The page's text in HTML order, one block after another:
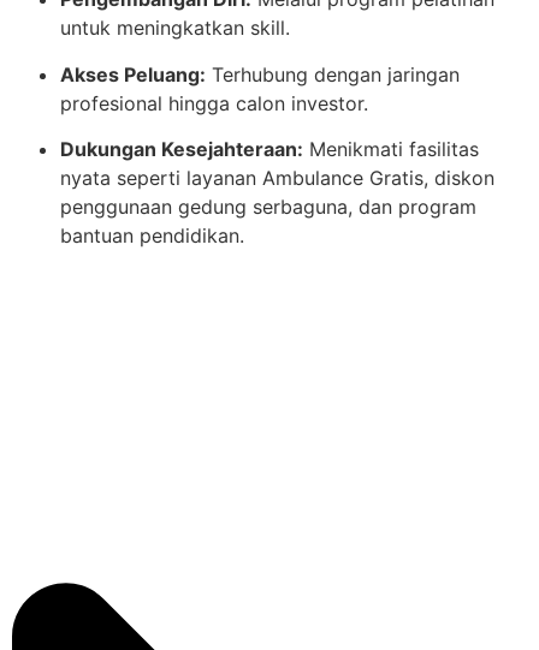
untuk meningkatkan skill.
Akses Peluang: Terhubung dengan jaringan
profesional hingga calon investor.
Dukungan Kesejahteraan: Menikmati fasilitas
nyata seperti layanan Ambulance Gratis, diskon
penggunaan gedung serbaguna, dan program
bantuan pendidikan.